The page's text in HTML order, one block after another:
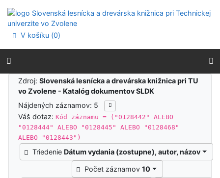
Prejsť na menu
Prehlásenie o webovej prístupnosti
V košíku (0)
Výsledky vyhľadávania
Zdroj:Slovenská lesnícka a drevárska knižnica pri TU
vo Zvolene - Katalóg dokumentov SLDK
Nájdených záznamov: 5
Váš dotaz:Kód záznamu = ("0128442" ALEBO
"0128444" ALEBO "0128445" ALEBO "0128468"
ALEBO "0128443")
Triedenie Dátum vydania (zostupne), autor, názov
Počet záznamov10